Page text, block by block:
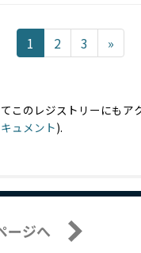
1 2 3 »
このレジストリーにもア
ュメント).
ージへ